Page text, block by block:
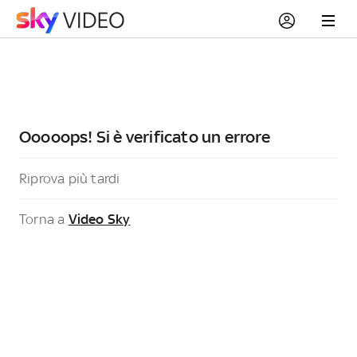
Ooooops! Si è verificato un errore
Riprova più tardi
Torna a Video Sky